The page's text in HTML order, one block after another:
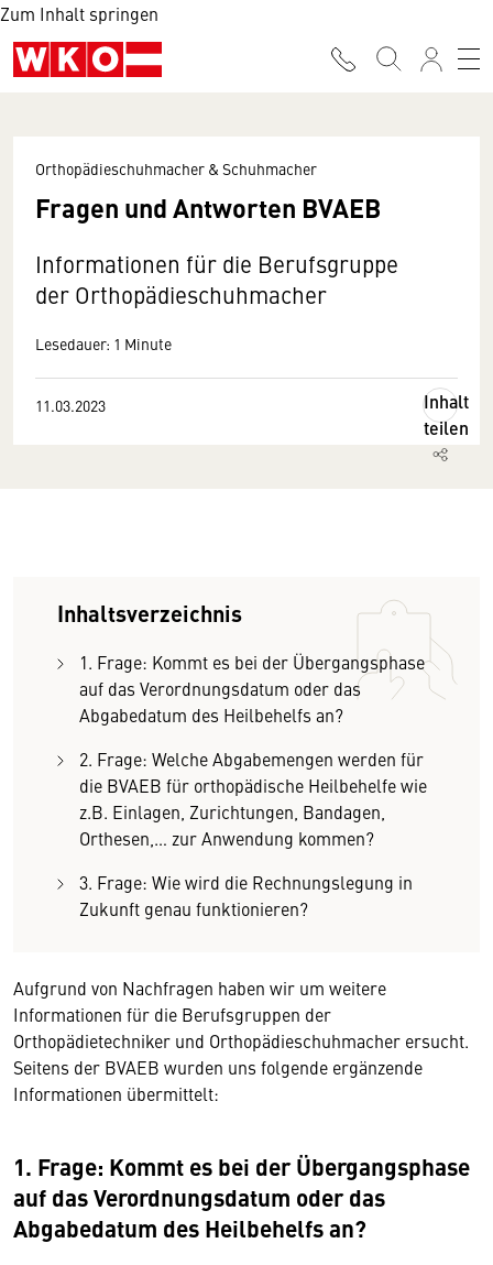
Zum Inhalt springen
Orthopädieschuhmacher & Schuhmacher
Fragen und Antworten BVAEB
Informationen für die Berufsgruppe
der Orthopädieschuhmacher
Lesedauer: 1 Minute
11.03.2023
Inhalt
teilen
Inhaltsverzeichnis
1. Frage: Kommt es bei der Übergangsphase
auf das Verordnungsdatum oder das
Abgabedatum des Heilbehelfs an?
2. Frage: Welche Abgabemengen werden für
die BVAEB für orthopädische Heilbehelfe wie
z.B. Einlagen, Zurichtungen, Bandagen,
Orthesen,… zur Anwendung kommen?
3. Frage: Wie wird die Rechnungslegung in
Zukunft genau funktionieren?
Aufgrund von Nachfragen haben wir um weitere
Informationen für die Berufsgruppen der
Orthopädietechniker und Orthopädieschuhmacher ersucht.
Seitens der BVAEB wurden uns folgende ergänzende
Informationen übermittelt:
1. Frage: Kommt es bei der Übergangsphase
auf das Verordnungsdatum oder das
Abgabedatum des Heilbehelfs an?